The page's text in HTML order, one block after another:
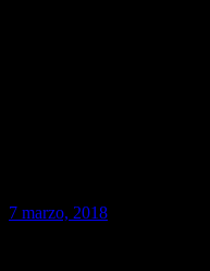
7 marzo, 2018